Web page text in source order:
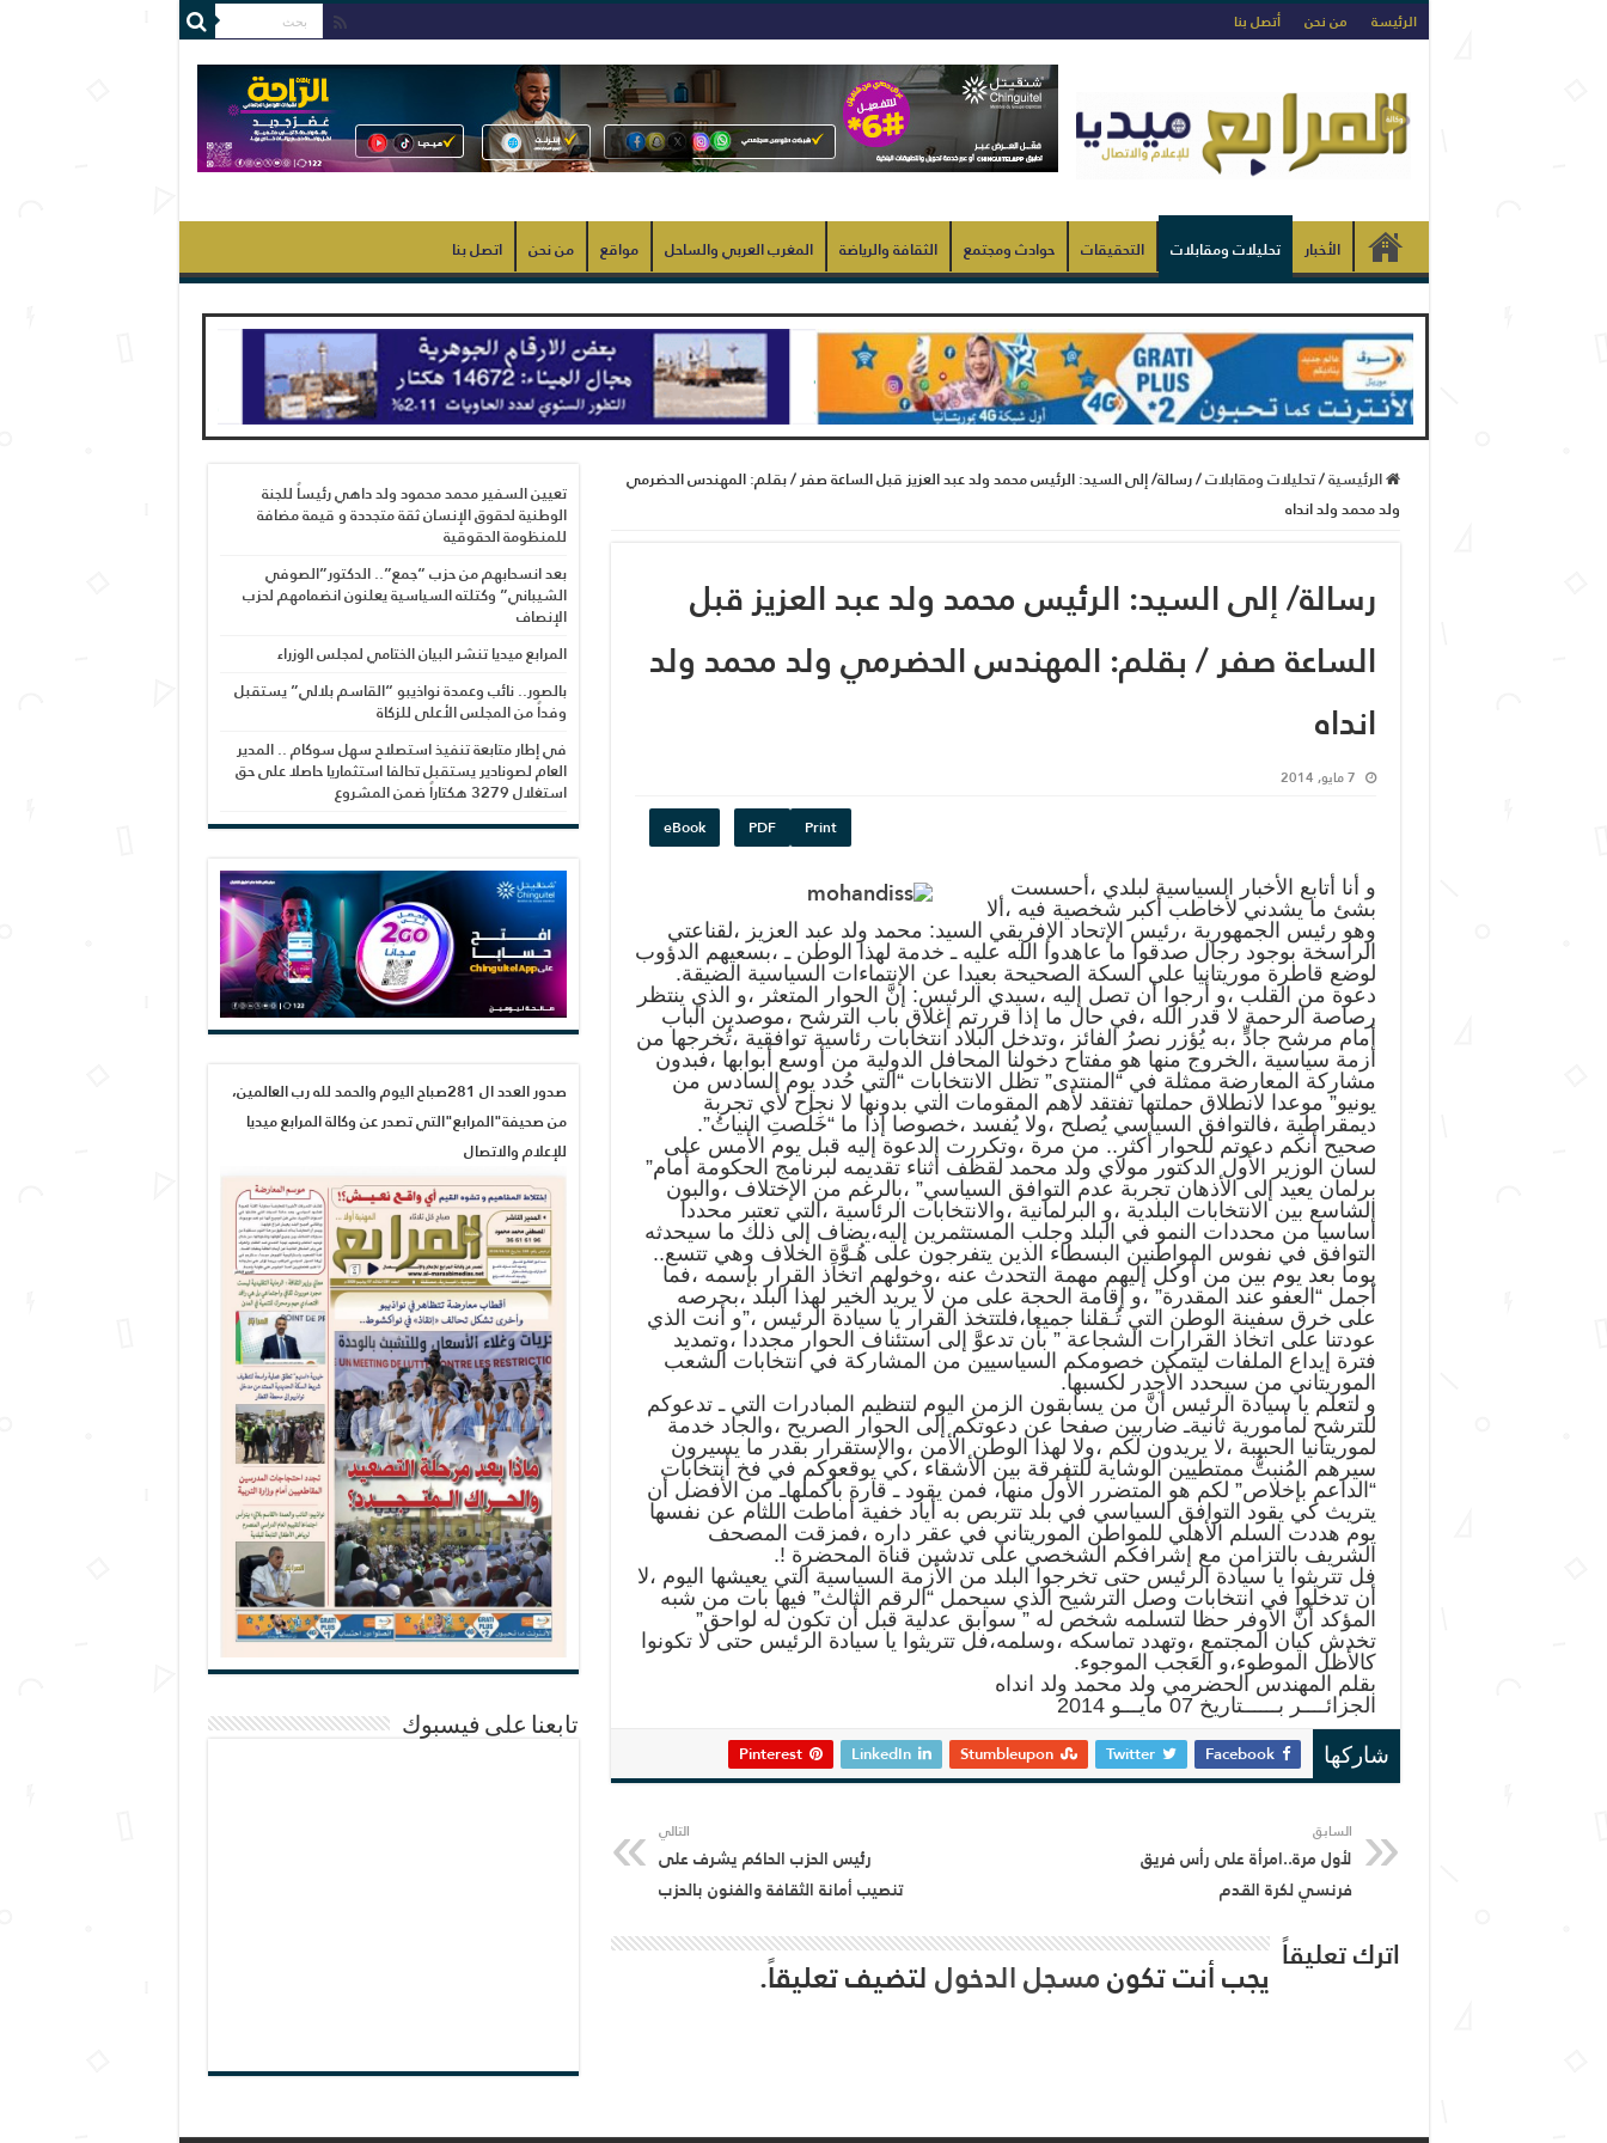
الرئيسة من نحن أتصل بنا
الأخبار تحليلات ومقابلات التحقيقات حوادث ومجتمع الثقافة والرياضة المغرب العربي والساحل مواقع من نحن اتصل بنا
الرئيسية/تحليلات ومقابلات/رسالة/ إلى السيد: الرئيس محمد ولد عبد العزيز قبل الساعة صفر / بقلم: المهندس الحضرمي
ولد محمد ولد انداه
رسالة/ إلى السيد: الرئيس محمد ولد عبد العزيز قبل
الساعة صفر / بقلم: المهندس الحضرمي ولد محمد ولد
انداه
7 مايو, 2014
Print
PDF
eBook
و أنا أتابع الأخبار السياسية لبلدي ،أحسست
بشئ ما يشدني لأخاطب أكبر شخصية فيه ،ألا
وهو رئيس الجمهورية ،رئيس الإتحاد الإفريقي السيد: محمد ولد عبد العزيز ،لقناعتي
الراسخة بوجود رجال صدقوا ما عاهدوا الله عليه ـ خدمة لهذا الوطن ـ ،بسعيهم الدؤوب
لوضع قاطرة موريتانيا على السكة الصحيحة بعيدا عن الإنتماءات السياسية الضيقة.
دعوة من القلب ،و أرجوا أن تصل إليه ،سيدي الرئيس: إنَّ الحوار المتعثر ،و الذي ينتظر
رصاصة الرحمة لا قدر الله ،في حال ما إذا قررتم إغلاق باب الترشح ،موصدين الباب
أمام مرشح جادٍّ ،به يُؤزر نصرُ الفائز ،وتدخل البلاد انتخابات رئاسية توافقية ،تُخرجها من
أزمة سياسية ،الخروج منها هو مفتاح دخولنا المحافل الدولية من أوسع أبوابها ،فبدون
مشاركة المعارضة ممثلة في “المنتدى” تظل الانتخابات “التي حُدد يوم السادس من
يونيو” موعدا لانطلاق حملتها تفتقد لأهم المقومات التي بدونها لا نجاح لأي تجربة
ديمقراطية ،فالتوافق السياسي يُصلح ،ولا يُفسد ،خصوصا إذا ما “خَلُصتِ النياتُ”.
صحيح أنكم دعوتم للحوار أكثر.. من مرة ،وتكررت الدعوة إليه قبل يوم الأمس على
لسان الوزير الأول الدكتور مولاي ولد محمد لقظف أثناء تقديمه لبرنامج الحكومة أمام”
برلمان يعيد إلى الأذهان تجربة عدم التوافق السياسي” ،بالرغم من الإختلاف ،والبون
الشاسع بين الانتخابات البلدية ،و البرلمانية ،والانتخابات الرئاسية ،التي تعتبر محددا
أساسيا من محددات النمو في البلد وجلب المستثمرين إليه،يضاف إلى ذلك ما سيحدثه
التوافق في نفوس المواطنين البسطاء الذين يتفرجون على هُـوَّةِ الخلاف وهي تتسع..
يوما بعد يوم بين من أوكل إليهم مهمة التحدث عنه ،وخولهم اتخاذ القرار بإسمه ،فما
أجمل “العفو عند المقدرة” ،و إقامة الحجة على من لا يريد الخير لهذا البلد ،بحرصه
على خرق سفينة الوطن التي تُـقلنا جميعا،فلتتخذ القرار يا سيادة الرئيس ،”و أنت الذي
عودتنا على اتخاذ القرارات الشجاعة ” بأن تدعوَّ إلى استئناف الحوار مجددا ،وتمديد
فترة إيداع الملفات ليتمكن خصومكم السياسيين من المشاركة في انتخابات الشعب
الموريتاني من سيحدد الأجدر لكسبها.
و لتعلم يا سيادة الرئيس أنَّ من يسابقون الزمن اليوم لتنظيم المبادرات التي ـ تدعوكم
للترشح لمأمورية ثانيةـ ضاربين صفحا عن دعوتكم إلى الحوار الصريح ،والجاد خدمة
لموريتانيا الحبيبة ،لا يريدون لكم ،ولا لهذا الوطن الأمن ،والإستقرار بقدر ما يسيرون
سيرهم المُنبتُّ ممتطيين الوشاية للتفرقة بين الأشقاء ،كي يوقعوكم في فخ أنتخابات
“الداعم بإخلاص” لكم هو المتضرر الأول منها، فمن يقود ـ قارة بأكملهاـ من الأفضل أن
يتريث كي يقود التوافق السياسي في بلد تتربص به أياد خفية أماطت اللثام عن نفسها
يوم هددت السلم الأهلي للمواطن الموريتاني في عقر داره ،فمزقت المصحف
الشريف بالتزامن مع إشرافكم الشخصي على تدشين قناة المحضرة !.
فل تتريثوا يا سيادة الرئيس حتى تخرجوا البلد من الأزمة السياسية التي يعيشها اليوم ،لا
أن تدخلوا في انتخابات وصل الترشيح الذي سيحمل “الرقم الثالث” فيها بات من شبه
المؤكد أنَّ الأوفر حظا لتسلمه شخص له ” سوابق عدلية قبل أن تكون له لواحق”
تخدش كيان المجتمع ،وتهدد تماسكه ،وسلمه،فل تتريثوا يا سيادة الرئيس حتى لا تكونوا
كالأظل الموطوء،و العَجب الموجوء.
بقلم المهندس الحضرمي ولد محمد ولد انداه
الجزائــــر بــــــتاريخ 07 مايـــو 2014
شاركها Facebook
Twitter
Stumbleupon
LinkedIn
Pinterest
السابق
لأول مرة..امرأة على رأس فريق
فرنسي لكرة القدم
التالي
رئيس الحزب الحاكم يشرف على
تنصيب أمانة الثقافة والفنون بالحزب
اترك تعليقاً يجب أنت تكونمسجل الدخوللتضيف تعليقاً.
تعيين السفير محمد محمود ولد داهي رئيساً للجنة
الوطنية لحقوق الإنسان ثقة متجددة و قيمة مضافة
للمنظومة الحقوقية
بعد انسحابهم من حزب “جمع”.. الدكتور”الصوفي
الشيباني” وكتلته السياسية يعلنون انضمامهم لحزب
الإنصاف
المرابع ميديا تنشر البيان الختامي لمجلس الوزراء
بالصور.. نائب وعمدة نواذيبو “القاسم بلالي” يستقبل
وفداً من المجلس الأعلى للزكاة
في إطار متابعة تنفيذ استصلاح سهل سوكام .. المدير
العام لصونادير يستقبل تحالفا استثماريا حاصلا على حق
استغلال 3279 هكتاراً ضمن المشروع
صدور العدد ال 281صباح اليوم والحمد لله رب العالمين،
من صحيفة"المرابع"التي تصدر عن وكالة المرابع ميديا
للإعلام والاتصال
تابعنا على فيسبوك